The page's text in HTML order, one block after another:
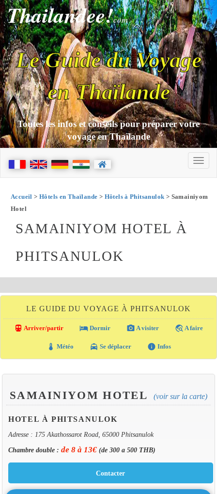
Thailandee!com
Le Guide du Voyage
en Thaïlande
Toutes les infos et conseils pour préparer votre
voyage en Thaïlande
Accueil > Hôtels en Thaïlande > Hôtels à Phitsanulok > Samainiyom
Hotel
SAMAINIYOM HOTEL À
PHITSANULOK
LE GUIDE DU VOYAGE À PHITSANULOK
directions_transit Arriver/partir local_hotel Dormir photo_camera A visiter travel_explore A faire
thermostat Météo local_taxi Se déplacer info Infos
SAMAINIYOM HOTEL (voir sur la carte)
HOTEL À PHITSANULOK
Adresse : 175 Akathossarot Road, 65000 Phitsanulok
Chambre double : de 8 à 13€(de 300 a 500 THB)